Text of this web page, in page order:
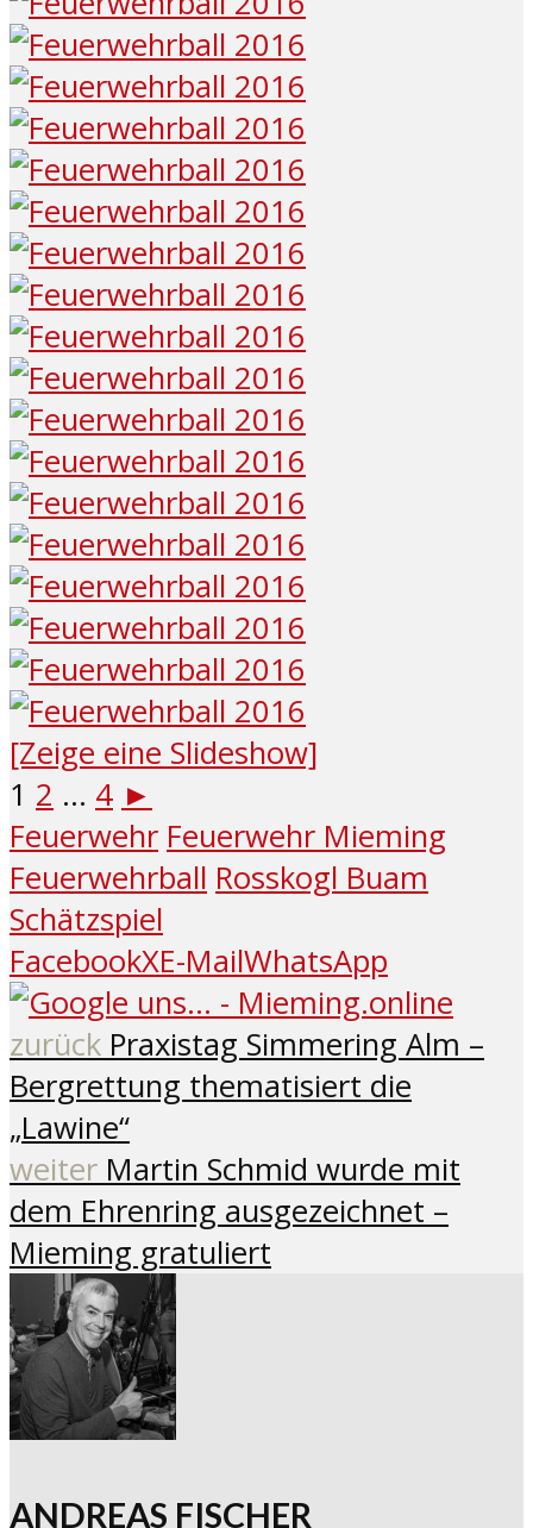
[Zeige eine Slideshow]
1 2 ... 4 ►
Feuerwehr Feuerwehr Mieming
Feuerwehrball Rosskogl Buam
Schätzspiel
FacebookXE-MailWhatsApp
zurück Praxistag Simmering Alm –
Bergrettung thematisiert die
„Lawine“
weiter Martin Schmid wurde mit
dem Ehrenring ausgezeichnet –
Mieming gratuliert
ANDREAS FISCHER